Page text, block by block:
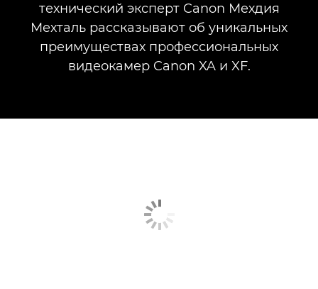
технический эксперт Canon Мехдия
Мехталь рассказывают об уникальных
преимуществах профессиональных
видеокамер Canon XA и XF.